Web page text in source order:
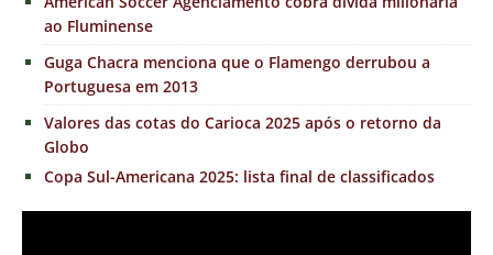
ao Fluminense
Guga Chacra menciona que o Flamengo derrubou a
Portuguesa em 2013
Valores das cotas do Carioca 2025 após o retorno da
Globo
Copa Sul-Americana 2025: lista final de classificados